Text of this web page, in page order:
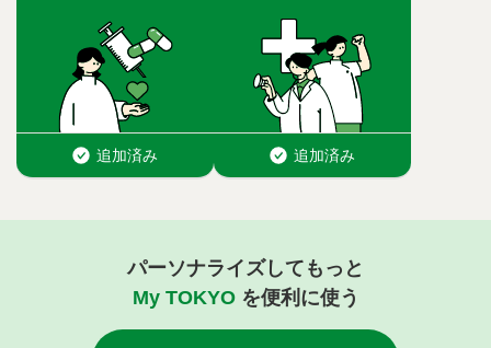
パーソナライズしてもっと
My TOKYOを便利に使う